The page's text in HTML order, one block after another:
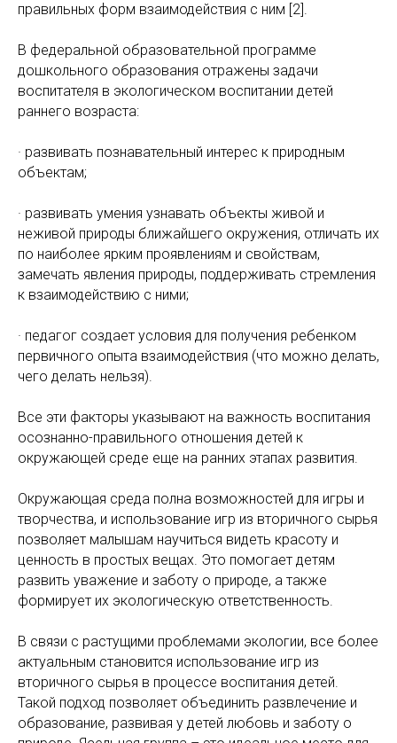
правильных форм взаимодействия с ним [2].
В федеральной образовательной программе
дошкольного образования отражены задачи
воспитателя в экологическом воспитании детей
раннего возраста:
· развивать познавательный интерес к природным
объектам;
· развивать умения узнавать объекты живой и
неживой природы ближайшего окружения, отличать их
по наиболее ярким проявлениям и свойствам,
замечать явления природы, поддерживать стремления
к взаимодействию с ними;
· педагог создает условия для получения ребенком
первичного опыта взаимодействия (что можно делать,
чего делать нельзя).
Все эти факторы указывают на важность воспитания
осознанно-правильного отношения детей к
окружающей среде еще на ранних этапах развития.
Окружающая среда полна возможностей для игры и
творчества, и использование игр из вторичного сырья
позволяет малышам научиться видеть красоту и
ценность в простых вещах. Это помогает детям
развить уважение и заботу о природе, а также
формирует их экологическую ответственность.
В связи с растущими проблемами экологии, все более
актуальным становится использование игр из
вторичного сырья в процессе воспитания детей.
Такой подход позволяет объединить развлечение и
образование, развивая у детей любовь и заботу о